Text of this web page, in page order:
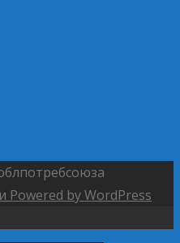
Powered by WordPress